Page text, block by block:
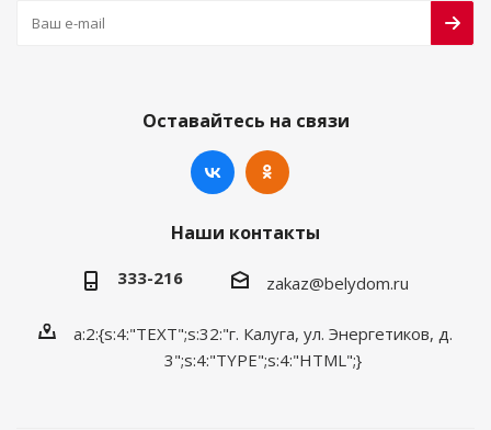
Оставайтесь на связи
Наши контакты
333-216 zakaz@belydom.ru
a:2:{s:4:"TEXT";s:32:"г. Калуга, ул. Энергетиков, д.
3";s:4:"TYPE";s:4:"HTML";}